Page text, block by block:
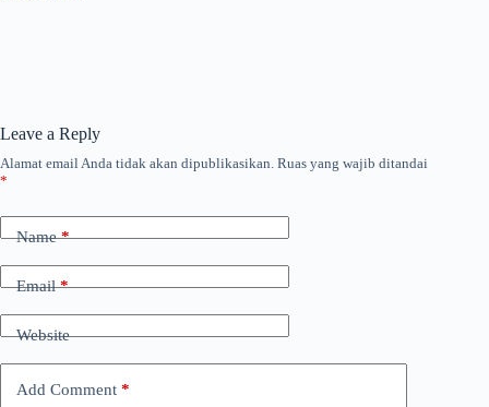
Leave a Reply
Alamat email Anda tidak akan dipublikasikan. Ruas yang wajib ditandai
*
Name*
Email*
Website
Add Comment *